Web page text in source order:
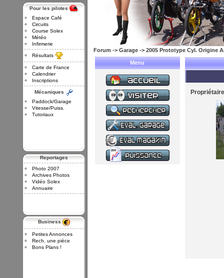
Pour les pilotes
Espace Café
Circuits
Course Solex
Météo
Infirmerie
Résultats
Carte de France
Calendrier
Inscriptions
Mécaniques
Paddock/Garage
Vitesse/Puiss.
Tutoriaux
Reportages
Photo 2007
Archives Photos
Vidéo Solex
Annuaire
Business
Petites Annonces
Rech. une pièce
Bons Plans !
Forum -> Garage-> 2005 Prototype Cyl. Origine
Menu
Propriétaire